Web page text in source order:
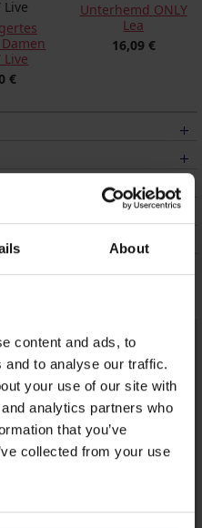
About
content and ads, to
to analyse our traffic.
your use of our site with
analytics partners who
that you’ve
collected from your use
Live
€
Unterhemd ONLY
Lea
16,09 €